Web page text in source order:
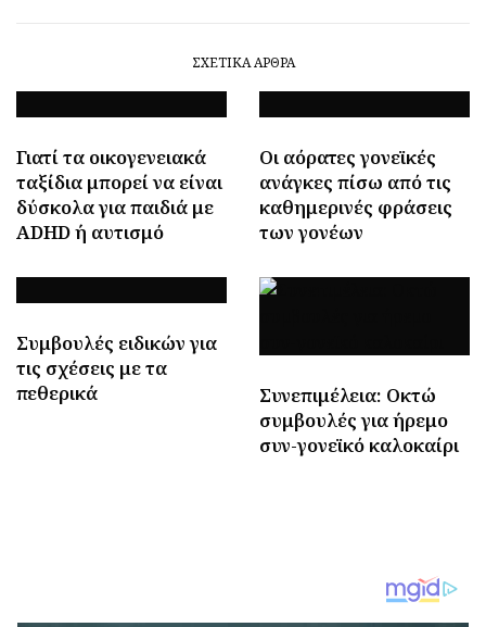
ΣΧΕΤΙΚΆ ΆΡΘΡΑ
Γιατί τα οικογενειακά
ταξίδια μπορεί να είναι
δύσκολα για παιδιά με
ADHD ή αυτισμό
Οι αόρατες γονεϊκές
ανάγκες πίσω από τις
καθημερινές φράσεις
των γονέων
Συμβουλές ειδικών για
τις σχέσεις με τα
πεθερικά
Συνεπιμέλεια: Οκτώ
συμβουλές για ήρεμο
συν-γονεϊκό καλοκαίρι